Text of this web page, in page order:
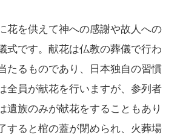
花を供えて神への感謝や故人への
式です。献花は仏教の葬儀で行わ
たるものであり、日本独自の習慣
全員が献花を行いますが、参列者
遺族のみが献花をすることもあり
すると棺の蓋が閉められ、火葬場